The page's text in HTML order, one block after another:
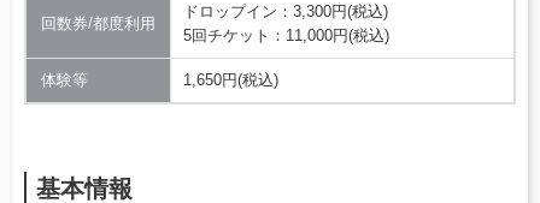
回数券/都度利用
ドロップイン：3,300円(税込)
5回チケット：11,000円(税込)
体験等 1,650円(税込)
基本情報